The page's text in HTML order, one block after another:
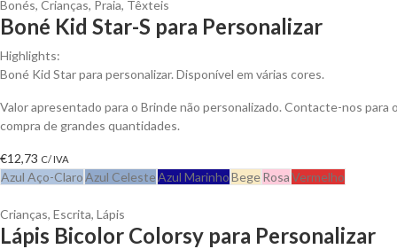
Bonés, Crianças, Praia, Têxteis
Boné Kid Star-S para Personalizar
Highlights:
Boné Kid Star para personalizar. Disponível em várias cores.
Valor apresentado para o Brinde não personalizado. Contacte-nos para
compra de grandes quantidades.
€12,73 C/ IVA
Azul Aço-ClaroAzul CelesteAzul MarinhoBegeRosaVermelho
Crianças, Escrita, Lápis
Lápis Bicolor Colorsy para Personalizar